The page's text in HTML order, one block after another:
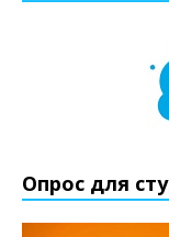
Опрос для